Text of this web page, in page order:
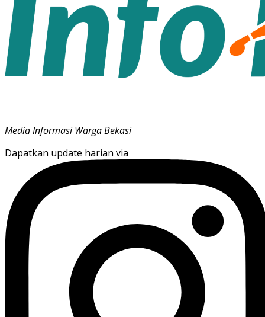
Media Informasi Warga Bekasi
Dapatkan update harian via